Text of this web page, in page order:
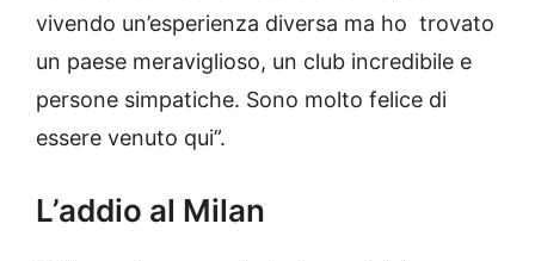
vivendo un’esperienza diversa ma ho trovato
un paese meraviglioso, un club incredibile e
persone simpatiche. Sono molto felice di
essere venuto qui”.
L’addio al Milan